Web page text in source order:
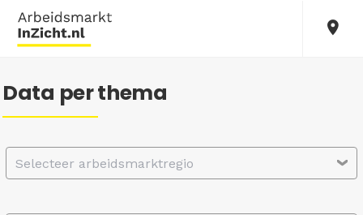
Data per thema
Selecteer arbeidsmarktregio